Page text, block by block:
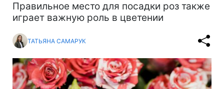
Правильное место для посадки роз также
играет важную роль в цветении
ТАТЬЯНА САМАРУК